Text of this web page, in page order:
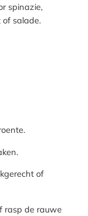
spinazie,
salade.
of
rasp de rauwe